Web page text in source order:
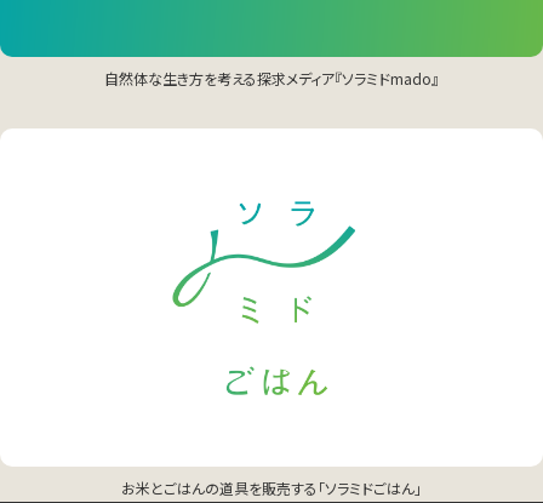
自然体な生き方を考える探求メディア『ソラミドmado』
お米とごはんの道具を販売する「ソラミドごはん」